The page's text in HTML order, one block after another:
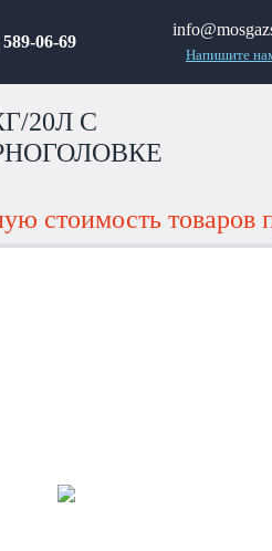
589-06-69
Напишите
20Л С
стоимость товаров